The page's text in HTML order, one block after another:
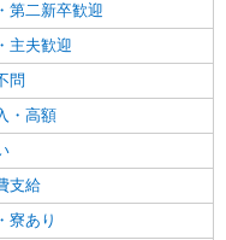
第二新卒歓迎
主夫歓迎
問
・高額
支給
寮あり